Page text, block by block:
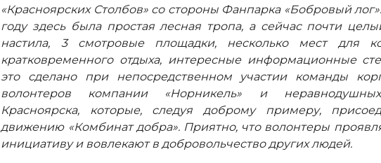
«Красноярских Столбов» со стороны Фанпарка «Бобровый
году здесь была простая лесная тропа, а сейчас почти
настила, 3 смотровые площадки, несколько мест для
кратковременного отдыха, интересные информационные
это сделано при непосредственном участии команды
волонтеров компании «Норникель» и
Красноярска, которые, следуя доброму примеру,
движению «Комбинат добра». Приятно, что волонтеры
инициативу и вовлекают в добровольчество других людей.